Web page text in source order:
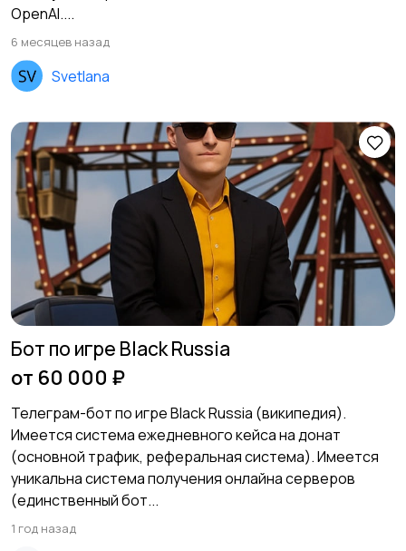
OpenAI....
6 месяцев назад
Svetlana
Бот по игре Black Russia
от 60 000 ₽
Телеграм-бот по игре Black Russia (википедия).
Имеется система ежедневного кейса на донат
(основной трафик, реферальная система). Имеется
уникальна система получения онлайна серверов
(единственный бот...
1 год назад